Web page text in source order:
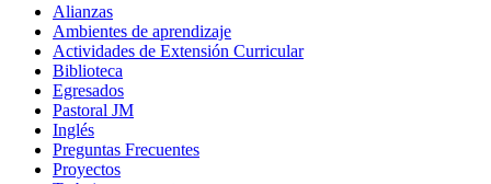
Alianzas
Ambientes de aprendizaje
Actividades de Extensión Curricular
Biblioteca
Egresados
Pastoral JM
Inglés
Preguntas Frecuentes
Proyectos